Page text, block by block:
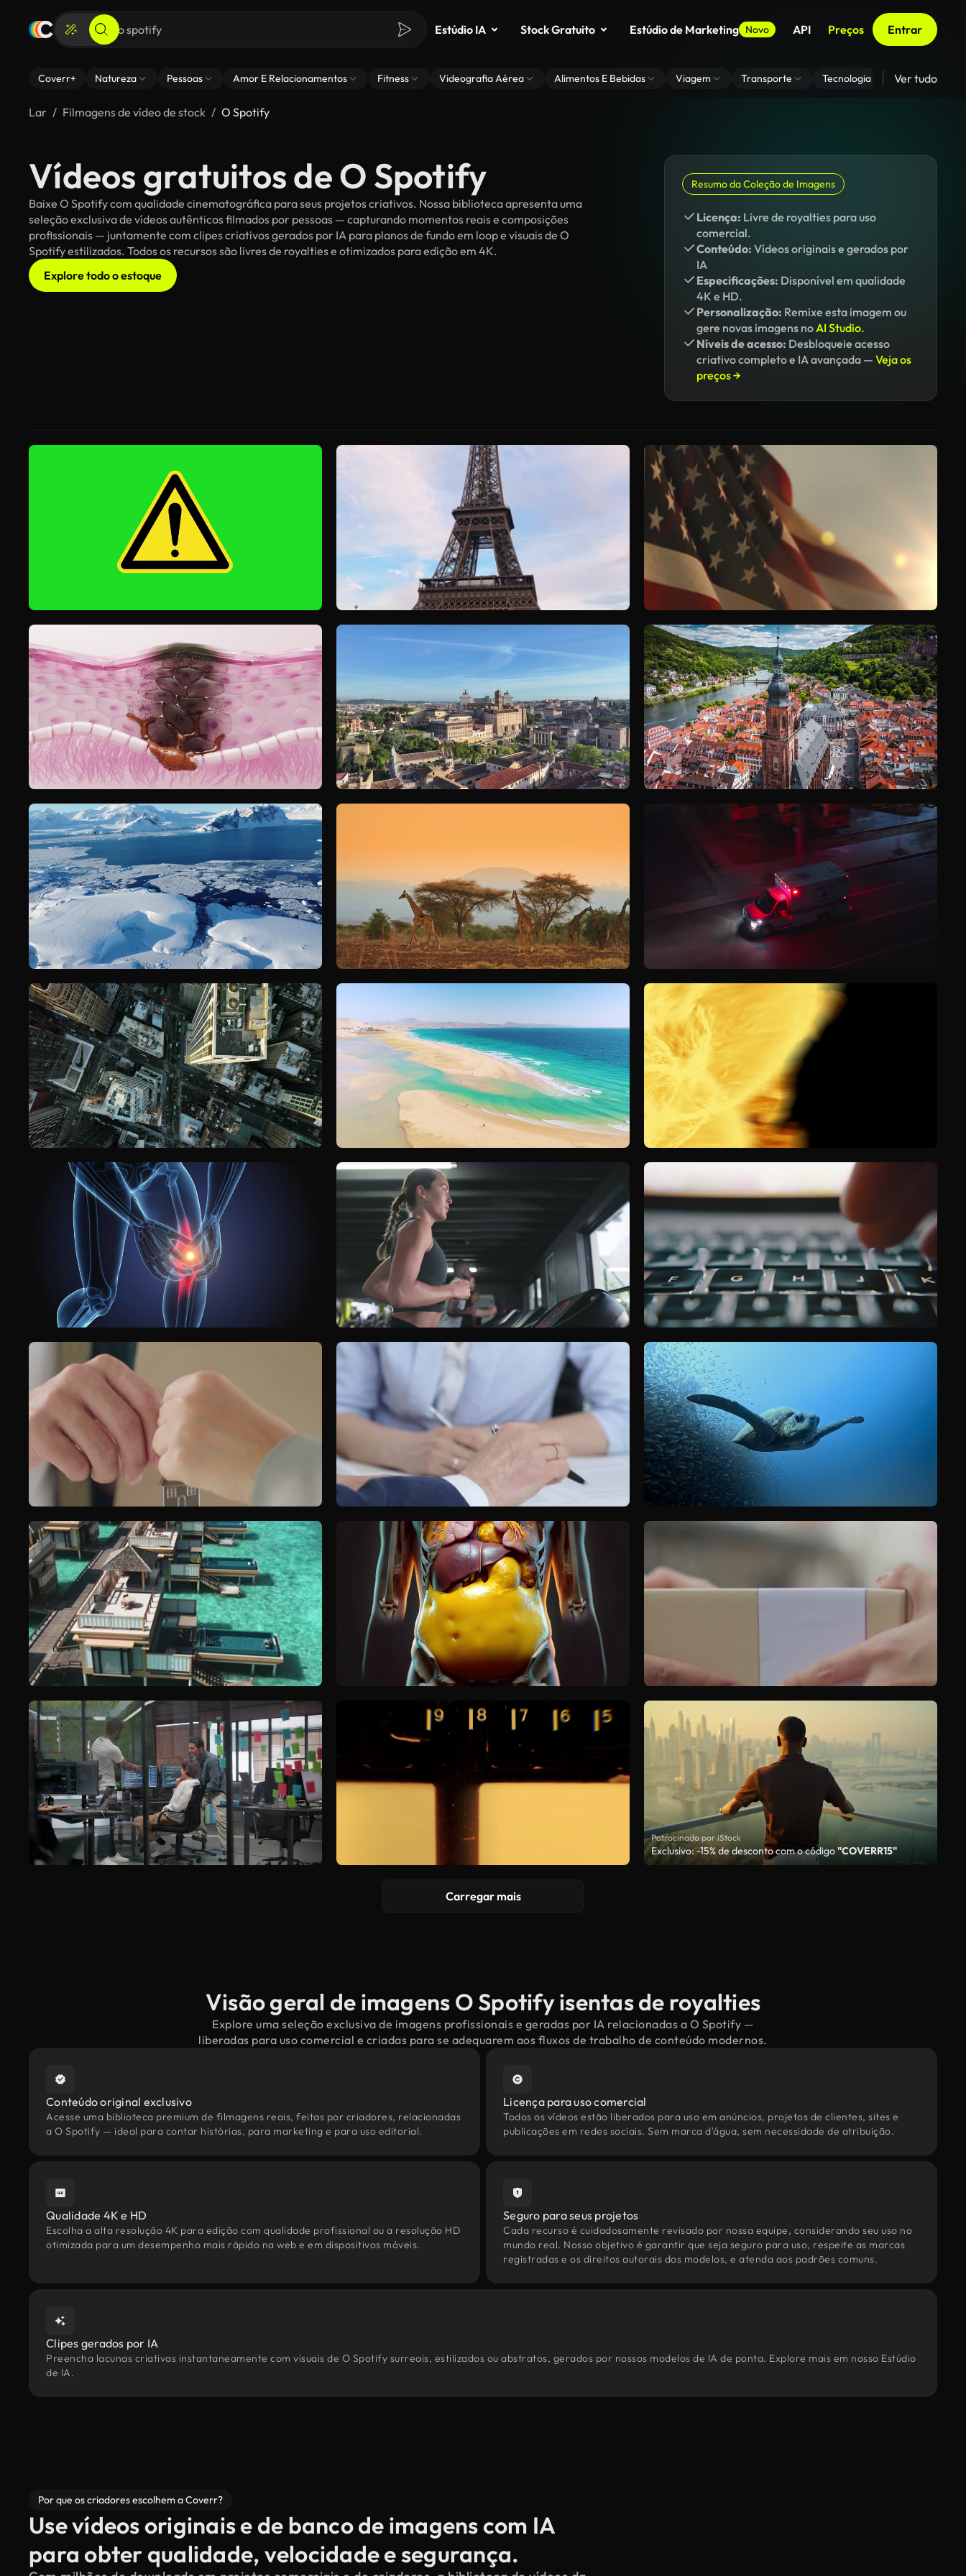
Estúdio IA Stock Gratuito Estúdio de Marketing Novo API Preços Entrar
Coverr+ Natureza Pessoas Amor E Relacionamentos Fitness Videografia Aérea Alimentos E Bebidas Viagem Transporte Tecnologia Zoom De
Ver tudo
Lar Filmagens de vídeo de stock O Spotify
Vídeos gratuitos de O Spotify
Baixe O Spotify com qualidade cinematográfica para seus projetos criativos. Nossa biblioteca apresenta uma
seleção exclusiva de vídeos autênticos filmados por pessoas — capturando momentos reais e composições
profissionais — juntamente com clipes criativos gerados por IA para planos de fundo em loop e visuais de O
Spotify estilizados. Todos os recursos são livres de royalties e otimizados para edição em 4K.
Explore todo o estoque
Resumo da Coleção de Imagens
Licença: Livre de royalties para uso
comercial.
Conteúdo: Vídeos originais e gerados por
IA
Especificações: Disponível em qualidade
4K e HD.
Personalização: Remixe esta imagem ou
gere novas imagens noAI Studio.
Níveis de acesso: Desbloqueie acesso
criativo completo e IA avançada — Veja os
preços →
Patrocinado por iStock
Exclusivo: -15% de desconto com o código"COVERR15"
Carregar mais
Visão geral de imagens O Spotify isentas de royalties
Explore uma seleção exclusiva de imagens profissionais e geradas por IA relacionadas a O Spotify —
liberadas para uso comercial e criadas para se adequarem aos fluxos de trabalho de conteúdo modernos.
Conteúdo original exclusivo
Acesse uma biblioteca premium de filmagens reais, feitas por criadores, relacionadas
a O Spotify — ideal para contar histórias, para marketing e para uso editorial.
Licença para uso comercial
Todos os vídeos estão liberados para uso em anúncios, projetos de clientes, sites e
publicações em redes sociais. Sem marca d'água, sem necessidade de atribuição.
Qualidade 4K e HD
Escolha a alta resolução 4K para edição com qualidade profissional ou a resolução HD
otimizada para um desempenho mais rápido na web e em dispositivos móveis.
Seguro para seus projetos
Cada recurso é cuidadosamente revisado por nossa equipe, considerando seu uso no
mundo real. Nosso objetivo é garantir que seja seguro para uso, respeite as marcas
registradas e os direitos autorais dos modelos, e atenda aos padrões comuns.
Clipes gerados por IA
Preencha lacunas criativas instantaneamente com visuais de O Spotify surreais, estilizados ou abstratos, gerados por nossos modelos de IA de ponta. Explore mais em nosso Estúdio
de IA.
Por que os criadores escolhem a Coverr?
Use vídeos originais e de banco de imagens com IA
para obter qualidade, velocidade e segurança.